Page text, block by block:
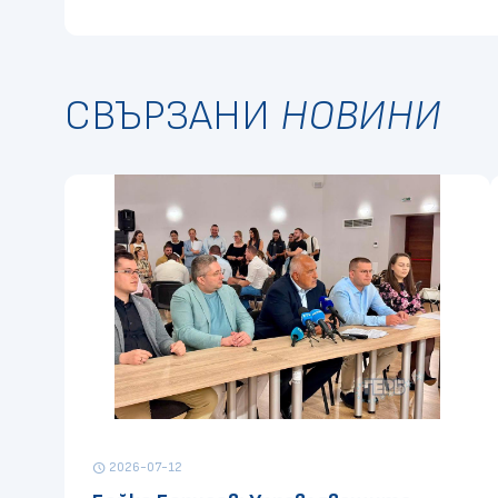
СВЪРЗАНИ НОВИНИ
schedule2026-07-12